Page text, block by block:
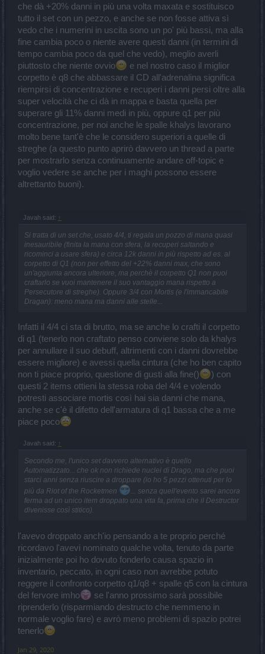
che dà +20% danni in più una volta maxata e sostituisco
tutto il set con un pezzo, e anche se non fosse attiva sì
vedo che i numerini in uscita sono un po' più bassi, ma alla
fine cambia poco o niente avere questi danni (in termini di
tempo cambia poco da quel che vedo), meglio averli
piuttosto che niente ovvio
e nel nostro caso il miglior
corpetto è q8 che abbassare il CD all'adrenalina significa
riempirsi di concentrazione e recuperi i danni persi oltre alla
super velocità che ci dà in mappa e basta quella per
superare gli 11% danni medi in più, oppure q1 per più
concentrazione, per noi anche le spalle khalys lavorano
molto bene tant'è che le considero superiori a quelle di
streghe (a questo punto aprirò davvero un thread a parte
per mostrarlo senza continuamente andare off-topic e
voglio vedere se anche per i maghi possono essere
altrettanto buoni).
Javah said: ↑
Si tratta di un set che, usato 4/4, ti regala un pozzo di mana quasi
inesauribile (finita la mana con sfera, la recuperi saltando e
ricominci a usare sfera) e circa 12k danni in più rispetto ad es. al
corpetto di Q1 (non per effetto del +22% danni max, che sono
un'aggiunta ancora ulteriore, ma perchè il corpetto Q1 non puoi
craftarlo se vuoi mantenere il suo vantaggio mana rispetto a
Persecutore di streghe). Oppure 3/4 con Mortis (e l'immancabile
Dragan): meno mana ma danni alle stelle...
Infatti il 4/4 ci sta di brutto, ma se anche lo crafti il corpetto
di q1 (tenerlo non craftato penso conviene solo da khalys
per annullare il suo debuff, altrimenti con i danni dovrebbe
essere migliore) e avessi quella cintura (che ho ben capito
non ti piace proprio, questione di gusti alla fine()
) con
questi 2 items ottieni la stessa roba del 4/4 e volendo
potresti associare mortis così hai sia danni che mana,
anche se c'è il difetto dell'armatura di q1 bassa che a me
piace poco
Javah said: ↑
Secondo me, l'unico set davvero alternativo è quello
Automatizzato... che ok non richiede nuclei di Drago, ma che puoi
starci anni senza riuscire a droppare (io ho 5 pezzi ottenuti per lo
più da Riot of the Rocketmen
... senza quell'evento sarei ancora
ferma ad un unico item droppato una vita fa, prima che il Destructor
divenisse così stitico).
l'avevo droppato anch'io pensando a te proprio perché
ricordavo l'avevi nominato qualche volta, tenuto da parte
inizialmente poi ho dovuto fonderlo causa spazio in
inventario, peccato, in ogni caso non avrebbe potuto
reggere il confronto corpetto q1/q8 + spalle q5 con la cintura
del fervore imho
se l'anno prossimo sarà possibile
riprenderlo (risparmiando destructo che nemmeno in
normale voglio fare) e avrò meno problemi di spazio potrei
tenerlo
Jan 29, 2020